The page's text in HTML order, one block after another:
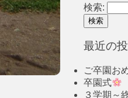
検索:
最近の
ご卒園お
卒園式
３学期～